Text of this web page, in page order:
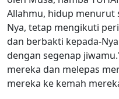
Allahmu, hidup menurut
Nya, tetap mengikuti
dan berbakti kepada-
dengan segenap
mereka dan melepas
mereka ke kemah